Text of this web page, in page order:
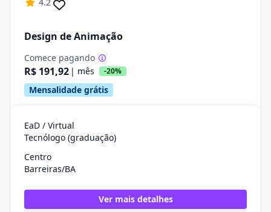
Design de Animação
Comece pagando
R$ 191,92 | mês -20%
Mensalidade grátis
EaD / Virtual
Tecnólogo (graduação)
Centro
Barreiras/BA
Ver mais detalhes